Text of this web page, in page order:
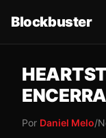
Blockbuster
Por Daniel Melo/